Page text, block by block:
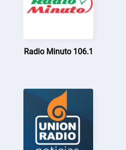
Radio Minuto 106.1